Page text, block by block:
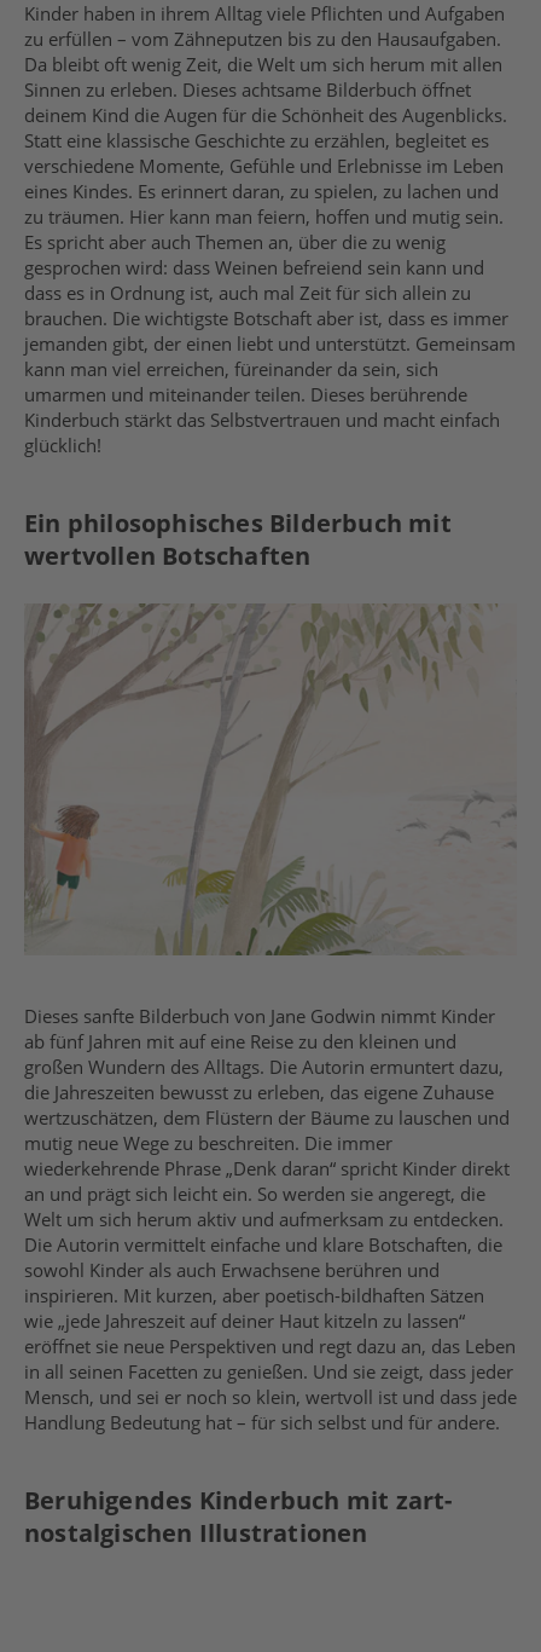
Kinder haben in ihrem Alltag viele Pflichten und Aufgaben
zu erfüllen – vom Zähneputzen bis zu den Hausaufgaben.
Da bleibt oft wenig Zeit, die Welt um sich herum mit allen
Sinnen zu erleben. Dieses achtsame Bilderbuch öffnet
deinem Kind die Augen für die Schönheit des Augenblicks.
Statt eine klassische Geschichte zu erzählen, begleitet es
verschiedene Momente, Gefühle und Erlebnisse im Leben
eines Kindes. Es erinnert daran, zu spielen, zu lachen und
zu träumen. Hier kann man feiern, hoffen und mutig sein.
Es spricht aber auch Themen an, über die zu wenig
gesprochen wird: dass Weinen befreiend sein kann und
dass es in Ordnung ist, auch mal Zeit für sich allein zu
brauchen. Die wichtigste Botschaft aber ist, dass es immer
jemanden gibt, der einen liebt und unterstützt. Gemeinsam
kann man viel erreichen, füreinander da sein, sich
umarmen und miteinander teilen. Dieses berührende
Kinderbuch stärkt das Selbstvertrauen und macht einfach
glücklich!
Ein philosophisches Bilderbuch mit
wertvollen Botschaften
Dieses sanfte Bilderbuch von Jane Godwin nimmt Kinder
ab fünf Jahren mit auf eine Reise zu den kleinen und
großen Wundern des Alltags. Die Autorin ermuntert dazu,
die Jahreszeiten bewusst zu erleben, das eigene Zuhause
wertzuschätzen, dem Flüstern der Bäume zu lauschen und
mutig neue Wege zu beschreiten. Die immer
wiederkehrende Phrase „Denk daran“ spricht Kinder direkt
an und prägt sich leicht ein. So werden sie angeregt, die
Welt um sich herum aktiv und aufmerksam zu entdecken.
Die Autorin vermittelt einfache und klare Botschaften, die
sowohl Kinder als auch Erwachsene berühren und
inspirieren. Mit kurzen, aber poetisch-bildhaften Sätzen
wie „jede Jahreszeit auf deiner Haut kitzeln zu lassen“
eröffnet sie neue Perspektiven und regt dazu an, das Leben
in all seinen Facetten zu genießen. Und sie zeigt, dass jeder
Mensch, und sei er noch so klein, wertvoll ist und dass jede
Handlung Bedeutung hat – für sich selbst und für andere.
Beruhigendes Kinderbuch mit zart-
nostalgischen Illustrationen